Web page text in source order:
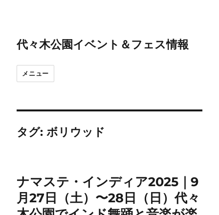
代々木公園イベント＆フェス情報
メニュー
タグ:ボリウッド
ナマステ・インディア2025｜9
月27日（土）〜28日（日）代々